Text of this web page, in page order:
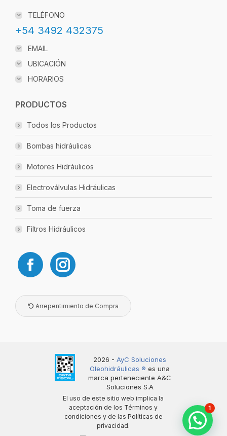
TELÉFONO
+54 3492 432375
EMAIL
UBICACIÓN
HORARIOS
PRODUCTOS
Todos los Productos
Bombas hidráulicas
Motores Hidráulicos
Electroválvulas Hidráulicas
Toma de fuerza
Filtros Hidráulicos
Arrepentimiento de Compra
2026 -AyC Soluciones
Oleohidráulicas ®️ es una
marca perteneciente A&C
Soluciones S.A
El uso de este sitio web implica la
aceptación de los Términos y
condiciones y de las Políticas de
privacidad.
1